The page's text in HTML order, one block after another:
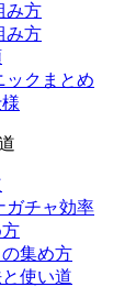
み方
み方
ックまとめ
ガチャ効率
集め方
使い道